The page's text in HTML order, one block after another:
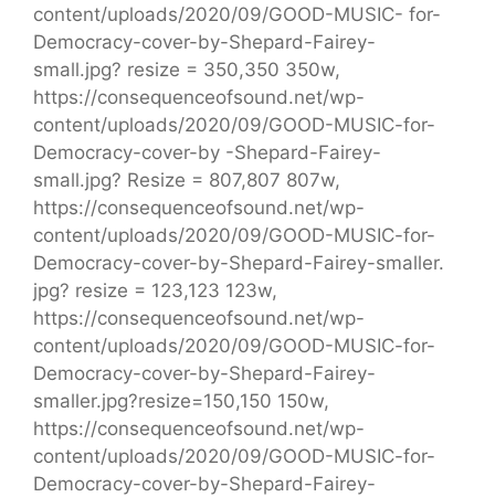
content/uploads/2020/09/GOOD-MUSIC- for-
Democracy-cover-by-Shepard-Fairey-
small.jpg? resize = 350,350 350w,
https://consequenceofsound.net/wp-
content/uploads/2020/09/GOOD-MUSIC-for-
Democracy-cover-by -Shepard-Fairey-
small.jpg? Resize = 807,807 807w,
https://consequenceofsound.net/wp-
content/uploads/2020/09/GOOD-MUSIC-for-
Democracy-cover-by-Shepard-Fairey-smaller.
jpg? resize = 123,123 123w,
https://consequenceofsound.net/wp-
content/uploads/2020/09/GOOD-MUSIC-for-
Democracy-cover-by-Shepard-Fairey-
smaller.jpg?resize=150,150 150w,
https://consequenceofsound.net/wp-
content/uploads/2020/09/GOOD-MUSIC-for-
Democracy-cover-by-Shepard-Fairey-